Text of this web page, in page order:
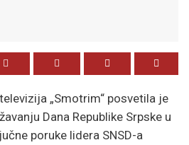
„Smotrim“ posvetila je
Dana Republike Srpske u
poruke lidera SNSD-a